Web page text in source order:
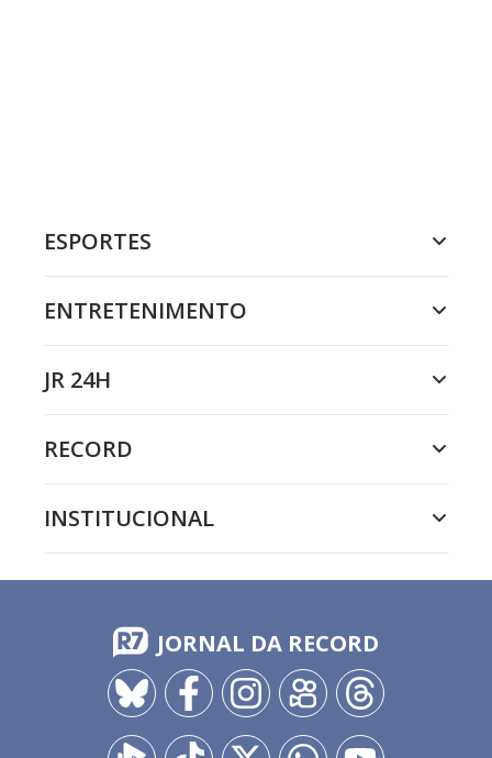
ESPORTES
ENTRETENIMENTO
JR 24H
RECORD
INSTITUCIONAL
JORNAL DA RECORD